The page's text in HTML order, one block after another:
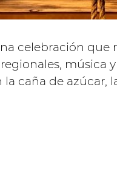
celebración que
música
caña de azúcar,